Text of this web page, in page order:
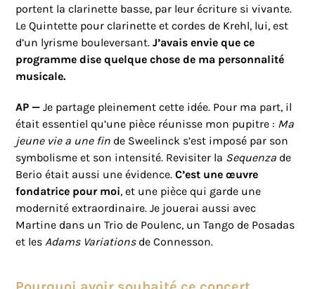
portent la clarinette basse, par leur écriture si vivante.
Le Quintette pour clarinette et cordes de Krehl, lui, est
d’un lyrisme bouleversant.J’avais envie que ce
programme dise quelque chose de ma personnalité
musicale.
AP — Je partage pleinement cette idée. Pour ma part, il
était essentiel qu’une pièce réunisse mon pupitre : Ma
jeune vie a une fin de Sweelinck s’est imposé par son
symbolisme et son intensité. Revisiter la Sequenza de
Berio était aussi une évidence.C’est une œuvre
fondatrice pour moi, et une pièce qui garde une
modernité extraordinaire. Je jouerai aussi avec
Martine dans un Trio de Poulenc, un Tango de Posadas
et lesAdams Variationsde Connesson.